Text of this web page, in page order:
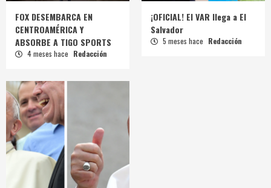
FOX DESEMBARCA EN
CENTROAMÉRICA Y
ABSORBE A TIGO SPORTS
4 meses hace Redacción
¡OFICIAL! El VAR llega a El
Salvador
5 meses hace Redacción